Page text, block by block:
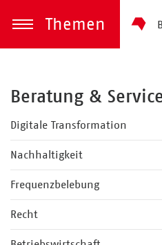
zum Inhalt springen
Themen
Menü öffnen
Beratung &
Digitale Transformation
Nachhaltigkeit
Frequenzbelebung
Recht